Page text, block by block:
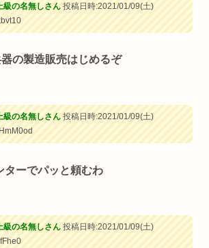
級の名無しさん投稿日時:2021/01/09(土)
の製造販売はじめるぞ
級の名無しさん投稿日時:2021/01/09(土)
ターでパッと頼むわ
級の名無しさん投稿日時:2021/01/09(土)